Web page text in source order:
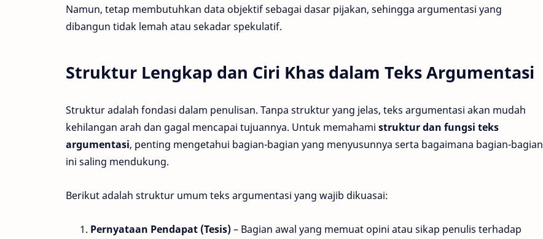
Namun, tetap membutuhkan data objektif sebagai dasar pijakan, sehingga argumentasi yang
dibangun tidak lemah atau sekadar spekulatif.
Struktur Lengkap dan Ciri Khas dalam Teks Argumentasi
Struktur adalah fondasi dalam penulisan. Tanpa struktur yang jelas, teks argumentasi akan mudah
kehilangan arah dan gagal mencapai tujuannya. Untuk memahami struktur dan fungsi teks
argumentasi, penting mengetahui bagian-bagian yang menyusunnya serta bagaimana bagian-bagian
ini saling mendukung.
Berikut adalah struktur umum teks argumentasi yang wajib dikuasai:
Pernyataan Pendapat (Tesis)– Bagian awal yang memuat opini atau sikap penulis terhadap